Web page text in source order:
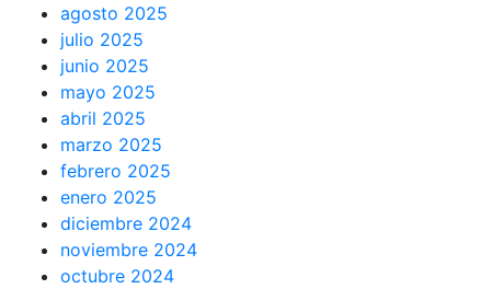
agosto 2025
julio 2025
junio 2025
mayo 2025
abril 2025
marzo 2025
febrero 2025
enero 2025
diciembre 2024
noviembre 2024
octubre 2024